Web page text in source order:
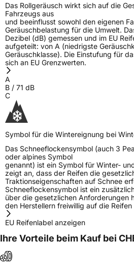
Das Rollgeräusch wirkt sich auf die
Fahrzeugs aus
und beeinflusst sowohl den eigenen
Geräuschbelastung für die Umwelt.
Dezibel (dB) gemessen und im EU
aufgeteilt: von A (niedrigste
Geräuschklasse). Die Einstufung für
sich an EU Grenzwerten.
A
B / 71 dB
C
Symbol für die Wintereignung bei
Das Schneeflockensymbol (auch 3
oder alpines Symbol
genannt) ist ein Symbol für Winter-
zeigt an, dass der Reifen die
Traktionseigenschaften auf Schnee
Schneeflockensymbol ist ein
über die gesetzlichen Anforderungen
den Herstellern freiwillig auf die
EU Reifenlabel anzeigen
Ihre Vorteile beim Kauf bei